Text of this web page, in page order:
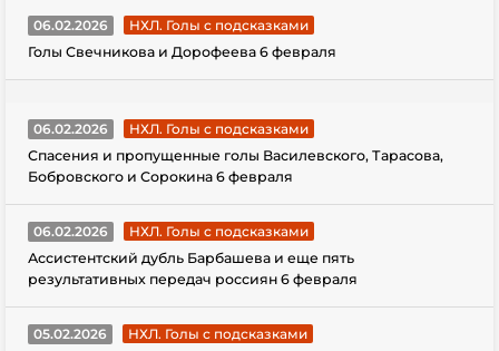
06.02.2026
НХЛ. Голы с подсказками
Голы Свечникова и Дорофеева 6 февраля
06.02.2026
НХЛ. Голы с подсказками
Спасения и пропущенные голы Василевского, Тарасова,
Бобровского и Сорокина 6 февраля
06.02.2026
НХЛ. Голы с подсказками
Ассистентский дубль Барбашева и еще пять
результативных передач россиян 6 февраля
05.02.2026
НХЛ. Голы с подсказками